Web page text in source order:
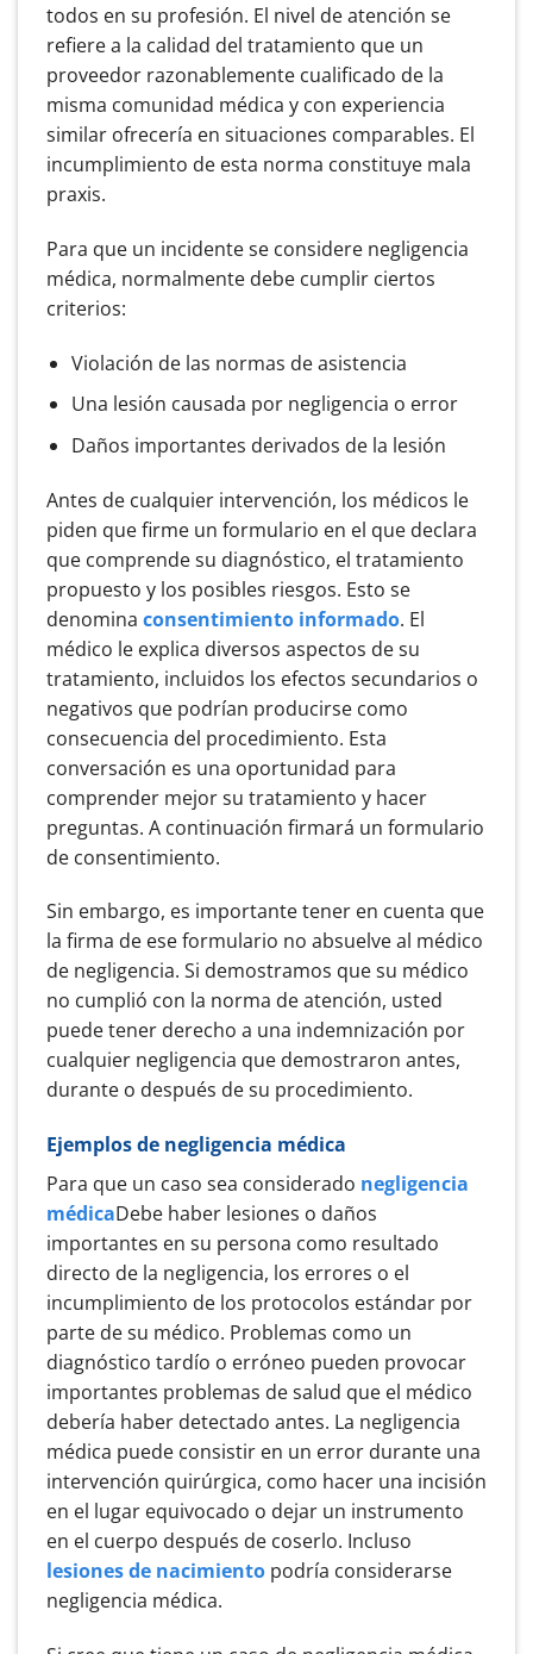
todos en su profesión. El nivel de atención se
refiere a la calidad del tratamiento que un
proveedor razonablemente cualificado de la
misma comunidad médica y con experiencia
similar ofrecería en situaciones comparables. El
incumplimiento de esta norma constituye mala
praxis.
Para que un incidente se considere negligencia
médica, normalmente debe cumplir ciertos
criterios:
Violación de las normas de asistencia
Una lesión causada por negligencia o error
Daños importantes derivados de la lesión
Antes de cualquier intervención, los médicos le
piden que firme un formulario en el que declara
que comprende su diagnóstico, el tratamiento
propuesto y los posibles riesgos. Esto se
denomina consentimiento informado. El
médico le explica diversos aspectos de su
tratamiento, incluidos los efectos secundarios o
negativos que podrían producirse como
consecuencia del procedimiento. Esta
conversación es una oportunidad para
comprender mejor su tratamiento y hacer
preguntas. A continuación firmará un formulario
de consentimiento.
Sin embargo, es importante tener en cuenta que
la firma de ese formulario no absuelve al médico
de negligencia. Si demostramos que su médico
no cumplió con la norma de atención, usted
puede tener derecho a una indemnización por
cualquier negligencia que demostraron antes,
durante o después de su procedimiento.
Ejemplos de negligencia médica
Para que un caso sea considerado negligencia
médicaDebe haber lesiones o daños
importantes en su persona como resultado
directo de la negligencia, los errores o el
incumplimiento de los protocolos estándar por
parte de su médico. Problemas como un
diagnóstico tardío o erróneo pueden provocar
importantes problemas de salud que el médico
debería haber detectado antes. La negligencia
médica puede consistir en un error durante una
intervención quirúrgica, como hacer una incisión
en el lugar equivocado o dejar un instrumento
en el cuerpo después de coserlo. Incluso
lesiones de nacimiento podría considerarse
negligencia médica.